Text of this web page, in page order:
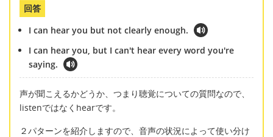
回答
I can hear you but not clearly enough.
I can hear you, but I can't hear every word you're
saying.
声が聞こえるかどうか、つまり聴覚についての質問なので、
listenではなくhearです。
２パターンを紹介しますので、音声の状況によって使い分け